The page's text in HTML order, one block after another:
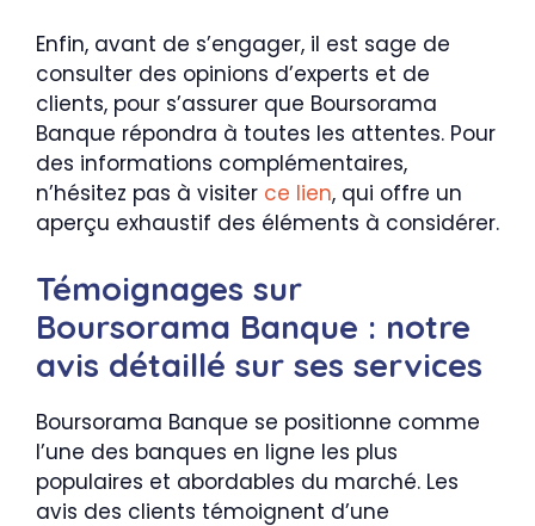
Enfin, avant de s’engager, il est sage de
consulter des opinions d’experts et de
clients, pour s’assurer que Boursorama
Banque répondra à toutes les attentes. Pour
des informations complémentaires,
n’hésitez pas à visiter ce lien, qui offre un
aperçu exhaustif des éléments à considérer.
Témoignages sur
Boursorama Banque : notre
avis détaillé sur ses services
Boursorama Banque se positionne comme
l’une des banques en ligne les plus
populaires et abordables du marché. Les
avis des clients témoignent d’une